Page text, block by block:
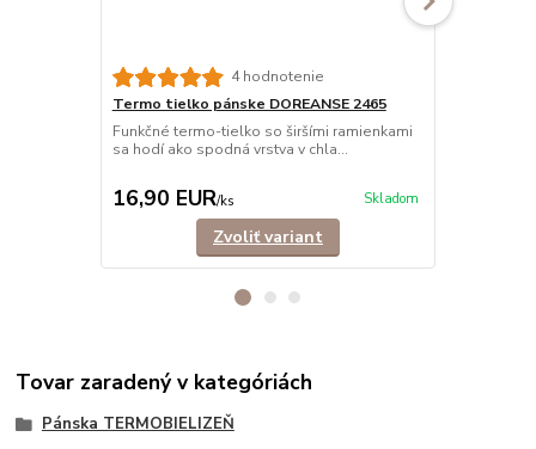
4 hodnotenie
Termo tielko pánske DOREANSE 2465
Funkčné termo-tielko so širšími ramienkami
sa hodí ako spodná vrstva v chla...
16,90 EUR/ks Skladom
Zvoliť variant
Tovar zaradený v kategóriách
Pánska TERMOBIELIZEŇ